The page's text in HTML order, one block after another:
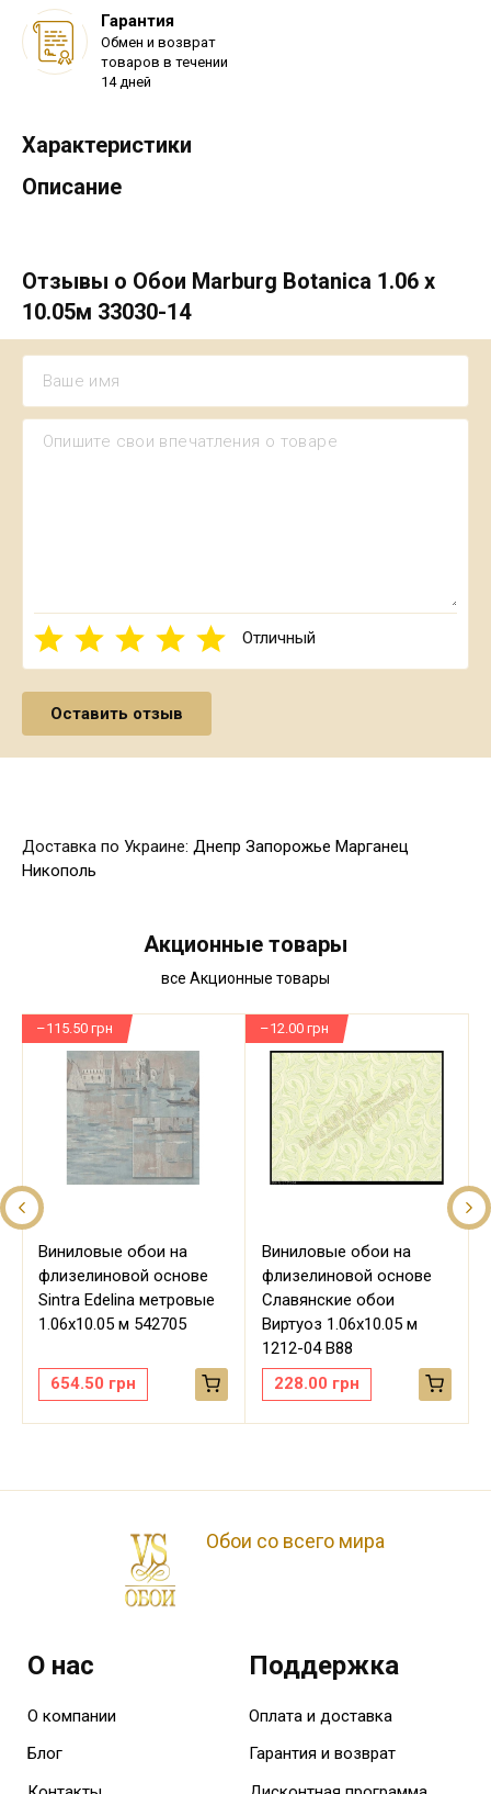
Гарантия
Обмен и возврат
товаров в течении
14 дней
Характеристики
Описание
Отзывы о Обои Marburg Botanica 1.06 х
10.05м 33030-14
Отличный
Доставка по Украине: Днепр Запорожье Марганец
Никополь
Акционные товары
все Акционные товары
Виниловые обои на
флизелиновой основе
Sintra Edelina метровые
1.06х10.05 м 542705
654.50 грн
–115.50 грн
Виниловые обои на
флизелиновой основе
Славянские обои
Виртуоз 1.06х10.05 м
1212-04 В88
228.00 грн
–12.00 грн
Обои со всего мира
О нас
О компании
Блог
Поддержка
Оплата и доставка
Гарантия и возврат